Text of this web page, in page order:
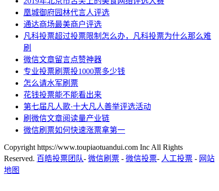
凰城御府园林代言人评选
通达商场最美商户评选
凡科投票超过投票限制怎么办，凡科投票为什么那么难
刷
微信文章留言点赞神器
专业投票刷票投1000票多少钱
怎么请水军刷票
花钱投票能不能看出来
第七届凡人歌·十大凡人善举评选活动
刷微信文章阅读量产业链
微信刷票如何快速涨票拿第一
Copyright https://www.toupiaotuandui.com Inc All Rights
Reserved. 百皓投票团队- 微信刷票 - 微信投票- 人工投票 - 网站
地图